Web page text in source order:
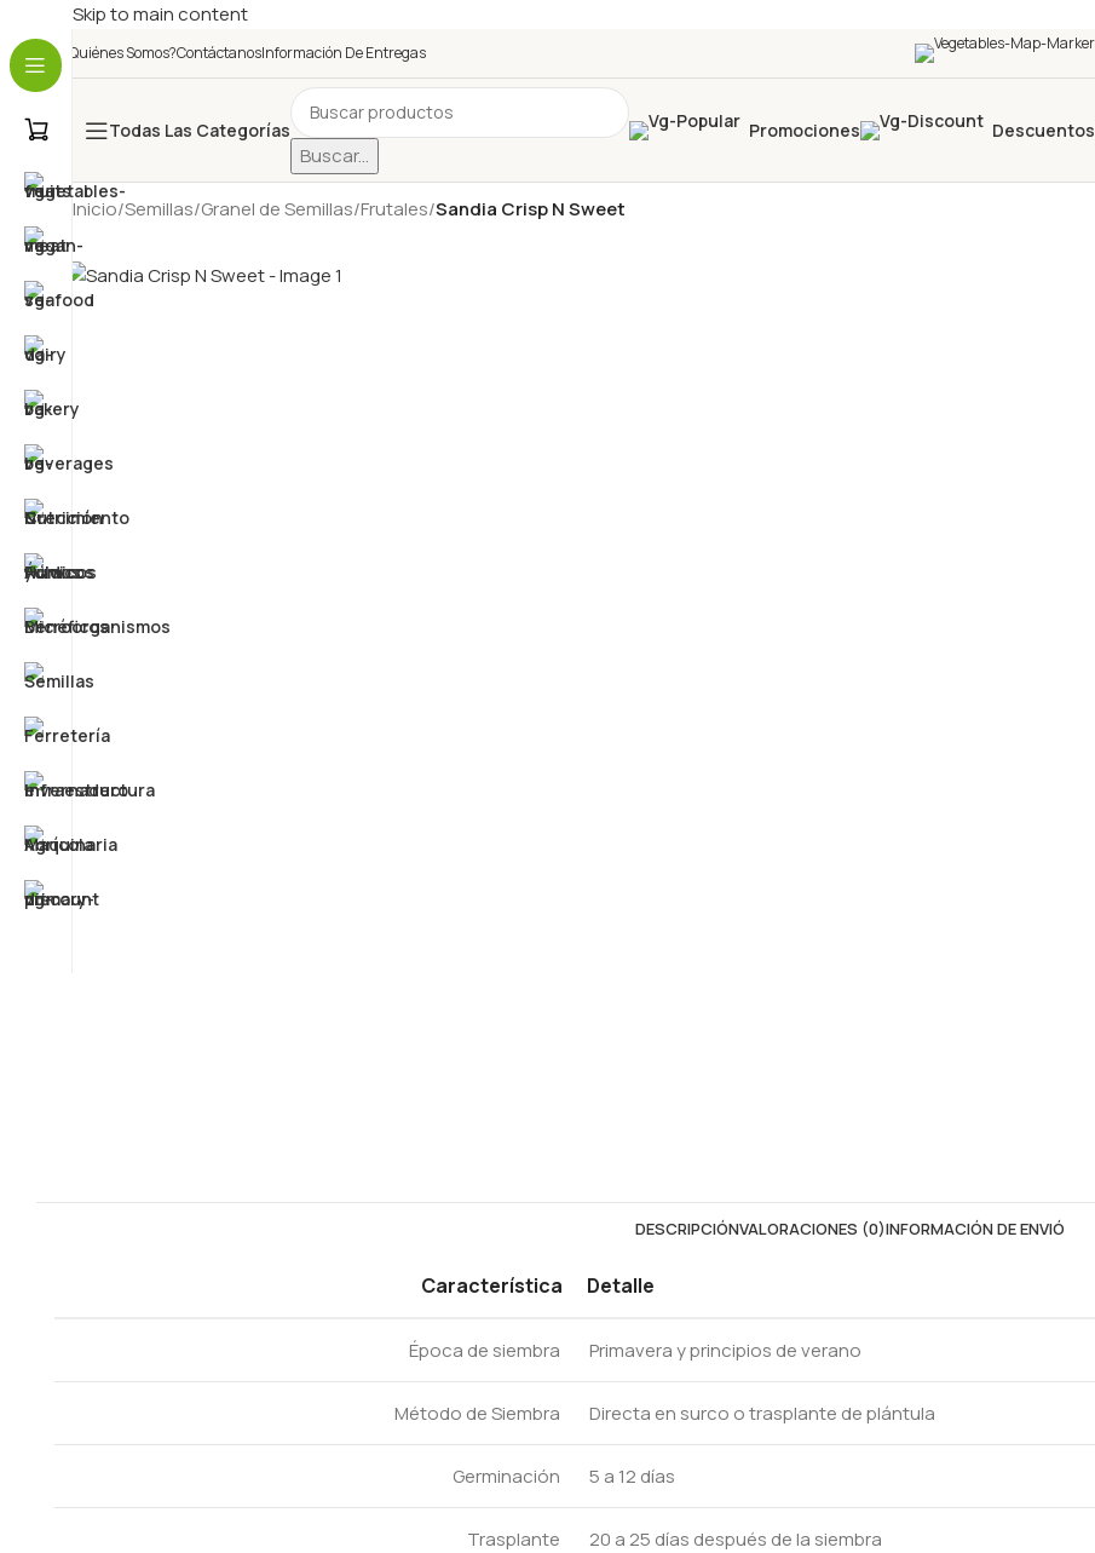
Skip to main content
¿Quiénes Somos?ContáctanosInformación De Entregas
Todas Las Categorías
Buscar...
Promociones Descuentos
Inicio/Semillas/Granel de Semillas/Frutales/Sandia Crisp N Sweet
DESCRIPCIÓNVALORACIONES (0)INFORMACIÓN DE ENVIÓ
Característica Detalle
Época de siembra Primavera y principios de verano
Método de Siembra Directa en surco o trasplante de plántula
Germinación 5 a 12 días
Trasplante 20 a 25 días después de la siembra